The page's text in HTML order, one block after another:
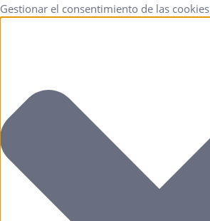
Gestionar el consentimiento de las cookies